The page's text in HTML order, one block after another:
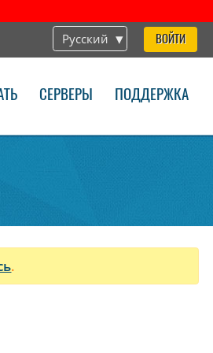
Русский ВОЙТИ
СЕРВЕРЫ ПОДДЕРЖКА
.